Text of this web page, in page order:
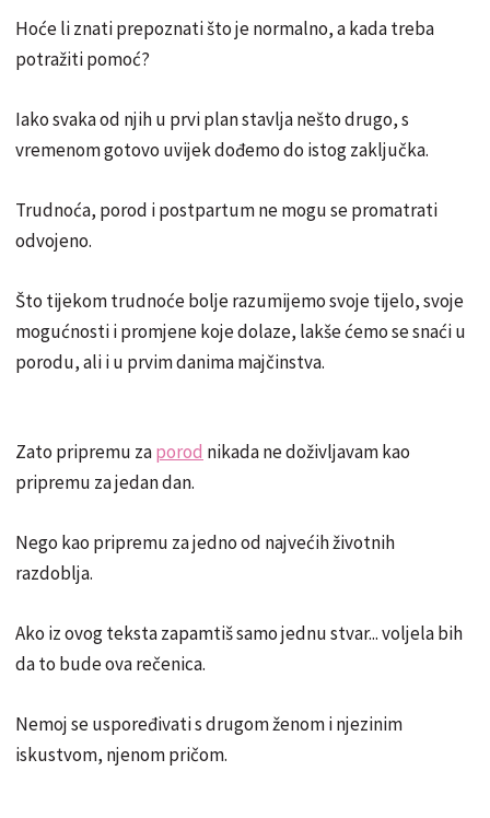
Hoće li znati prepoznati što je normalno, a kada treba
potražiti pomoć?
Iako svaka od njih u prvi plan stavlja nešto drugo, s
vremenom gotovo uvijek dođemo do istog zaključka.
Trudnoća, porod i postpartum ne mogu se promatrati
odvojeno.
Što tijekom trudnoće bolje razumijemo svoje tijelo, svoje
mogućnosti i promjene koje dolaze, lakše ćemo se snaći u
porodu, ali i u prvim danima majčinstva.
Zato pripremu zaporod nikada ne doživljavam kao
pripremu za jedan dan.
Nego kao pripremu za jedno od najvećih životnih
razdoblja.
Ako iz ovog teksta zapamtiš samo jednu stvar... voljela bih
da to bude ova rečenica.
Nemoj se uspoređivati s drugom ženom i njezinim
iskustvom, njenom pričom.